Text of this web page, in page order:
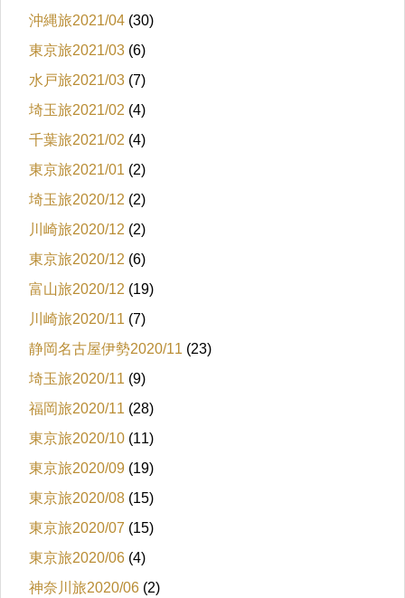
沖縄旅2021/04 (30)
東京旅2021/03 (6)
水戸旅2021/03 (7)
埼玉旅2021/02 (4)
千葉旅2021/02 (4)
東京旅2021/01 (2)
埼玉旅2020/12 (2)
川崎旅2020/12 (2)
東京旅2020/12 (6)
富山旅2020/12 (19)
川崎旅2020/11 (7)
静岡名古屋伊勢2020/11 (23)
埼玉旅2020/11 (9)
福岡旅2020/11 (28)
東京旅2020/10 (11)
東京旅2020/09 (19)
東京旅2020/08 (15)
東京旅2020/07 (15)
東京旅2020/06 (4)
神奈川旅2020/06 (2)